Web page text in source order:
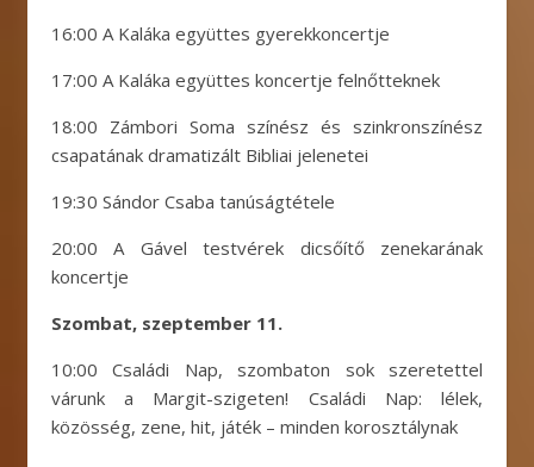
16:00 A Kaláka együttes gyerekkoncertje
17:00 A Kaláka együttes koncertje felnőtteknek
18:00 Zámbori Soma színész és szinkronszínész
csapatának dramatizált Bibliai jelenetei
19:30 Sándor Csaba tanúságtétele
20:00 A Gável testvérek dicsőítő zenekarának
koncertje
Szombat, szeptember 11.
10:00 Családi Nap, szombaton sok szeretettel
várunk a Margit-szigeten! Családi Nap: lélek,
közösség, zene, hit, játék – minden korosztálynak